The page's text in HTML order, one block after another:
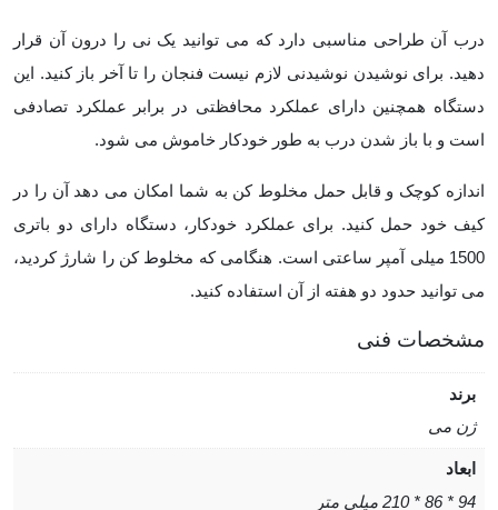
درب آن طراحی مناسبی دارد که می توانید یک نی را درون آن قرار
دهید. برای نوشیدن نوشیدنی لازم نیست فنجان را تا آخر باز کنید. این
دستگاه همچنین دارای عملکرد محافظتی در برابر عملکرد تصادفی
است و با باز شدن درب به طور خودکار خاموش می شود.
اندازه کوچک و قابل حمل مخلوط کن به شما امکان می دهد آن را در
کیف خود حمل کنید. برای عملکرد خودکار، دستگاه دارای دو باتری
1500 میلی آمپر ساعتی است. هنگامی که مخلوط کن را شارژ کردید،
می توانید حدود دو هفته از آن استفاده کنید.
مشخصات فنی
برند
ژن می
ابعاد
94 * 86 * 210 میلی متر